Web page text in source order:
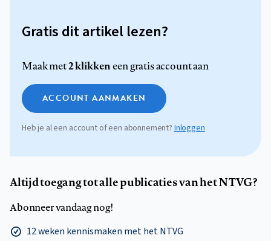
Gratis dit artikel lezen?
Maak met2 klikkeneen gratis account aan
ACCOUNT AANMAKEN
Heb je al een account of een abonnement? Inloggen
Altijd toegang tot alle publicaties van het NTVG?
Abonneer vandaag nog!
12 weken kennismaken met het NTVG